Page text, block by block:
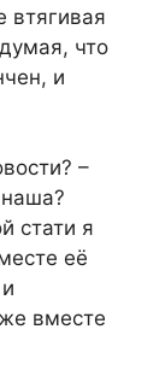
втягивая
что
и
–
стати я
её
вместе